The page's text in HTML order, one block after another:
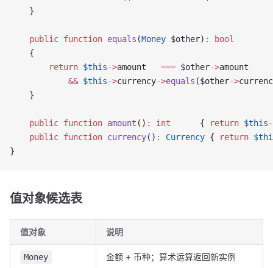
    }
    public
function equals (Money $other) :
bool
    {
        return
$this->amount === $other->amount
            &&
$this->currency->equals ($other->
    }
    public
function amount () : int
      {
return $this
    public
function currency() : Currency { return
}
值对象候选表
值对象 说明
Money 金额 + 币种；算术运算返回新实例